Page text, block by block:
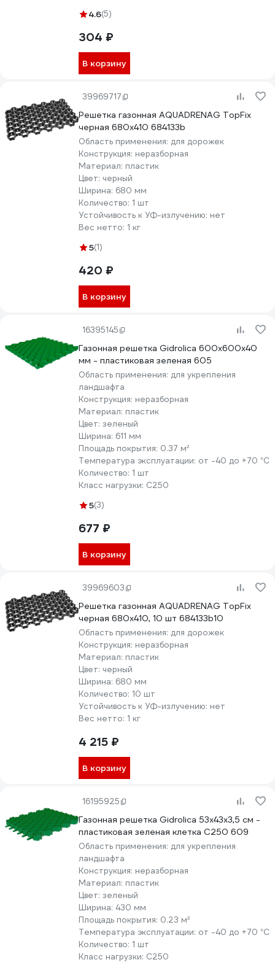
4.6(5)
304 ₽
В корзину
39969717
Решетка газонная AQUADRENAG TopFix
черная 680x410 684133b
Область применения: для дорожек
Конструкция: неразборная
Материал: пластик
Цвет: черный
Ширина: 680 мм
Количество: 1 шт
Устойчивость к УФ-излучению: нет
Вес нетто: 1 кг
5(1)
420 ₽
В корзину
16395145
Газонная решетка Gidrolica 600х600х40
мм - пластиковая зеленая 605
Область применения: для укрепления
ландшафта
Конструкция: неразборная
Материал: пластик
Цвет: зеленый
Ширина: 611 мм
Площадь покрытия: 0.37 м²
Температура эксплуатации: от -40 до +70 °С
Количество: 1 шт
Класс нагрузки: С250
5(3)
677 ₽
В корзину
39969603
Решетка газонная AQUADRENAG TopFix
черная 680x410, 10 шт 684133b10
Область применения: для дорожек
Конструкция: неразборная
Материал: пластик
Цвет: черный
Ширина: 680 мм
Количество: 10 шт
Устойчивость к УФ-излучению: нет
Вес нетто: 1 кг
4 215 ₽
В корзину
16195925
Газонная решетка Gidrolica 53х43х3,5 см -
пластиковая зеленая клетка С250 609
Область применения: для укрепления
ландшафта
Конструкция: неразборная
Материал: пластик
Цвет: зеленый
Ширина: 430 мм
Площадь покрытия: 0.23 м²
Температура эксплуатации: от -40 до +70 °С
Количество: 1 шт
Класс нагрузки: С250